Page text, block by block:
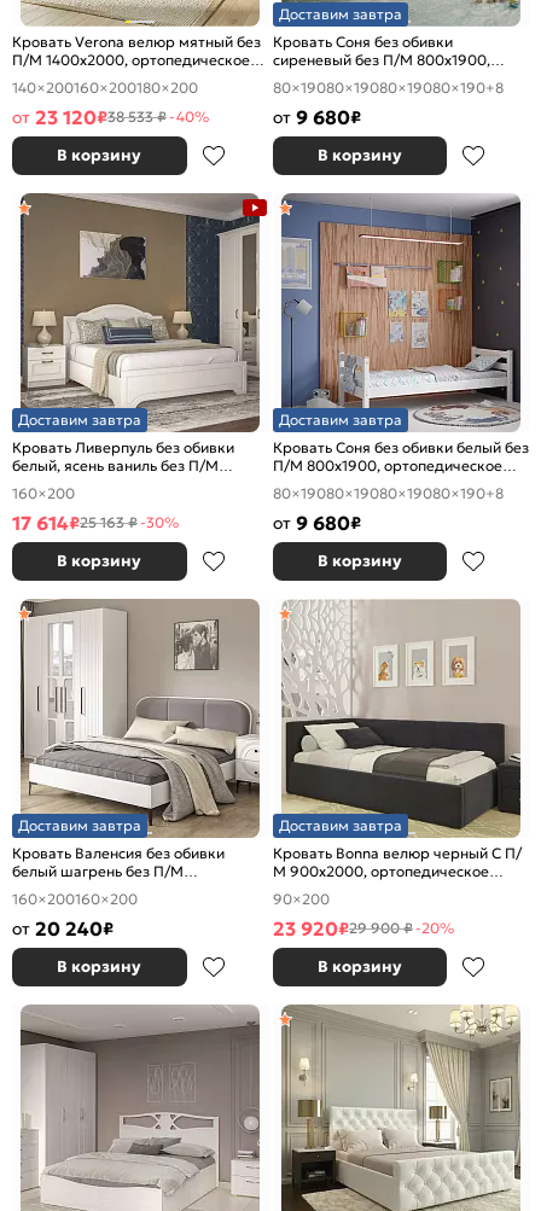
Кровать Verona велюр мятный без
П/М 1400x2000, ортопедическое
основание, изголовье мягкое
140×200160×200180×200
от 23 120₽38 533 ₽-40%
В корзину
Доставим завтра
Кровать Соня без обивки
сиреневый без П/М 800x1900,
ортопедическое основание,
изголовье жесткое
80×19080×19080×19080×190+8
от 9 680₽
В корзину
Доставим завтра
Кровать Ливерпуль без обивки
белый, ясень ваниль без П/М
1600x2000, изголовье жесткое
160×200
17 614₽25 163 ₽-30%
В корзину
Доставим завтра
Кровать Соня без обивки белый без
П/М 800x1900, ортопедическое
основание, изголовье жесткое
80×19080×19080×19080×190+8
от 9 680₽
В корзину
Доставим завтра
Кровать Валенсия без обивки
белый шагрень без П/М
1600x2000, изголовье мягкое
160×200160×200
от 20 240₽
В корзину
Доставим завтра
Кровать Bonna велюр черный С П/
М 900x2000, ортопедическое
основание, изголовье мягкое
90×200
23 920₽29 900 ₽-20%
В корзину